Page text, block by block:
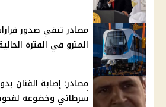
مصادر تنفي صدور
المترو في الفترة
مصادر: إصابة الفنان
سرطاني وخضوعه